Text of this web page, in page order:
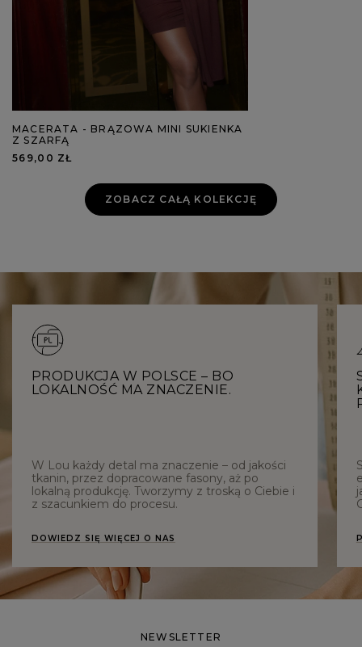
MACERATA - BRĄZOWA MINI SUKIENKA
Z SZARFĄ
569,00 ZŁ
ZOBACZ CAŁĄ KOLEKCJĘ
PRODUKCJA W POLSCE – BO
LOKALNOŚĆ MA ZNACZENIE.
W Lou każdy detal ma znaczenie – od jakości
tkanin, przez dopracowane fasony, aż po
lokalną produkcję. Tworzymy z troską o Ciebie i
z szacunkiem do procesu.
DOWIEDZ SIĘ WIĘCEJ O NAS
NEWSLETTER